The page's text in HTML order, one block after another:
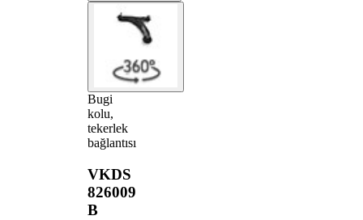
Bugi
kolu,
tekerlek
bağlantısı
VKDS
826009
B